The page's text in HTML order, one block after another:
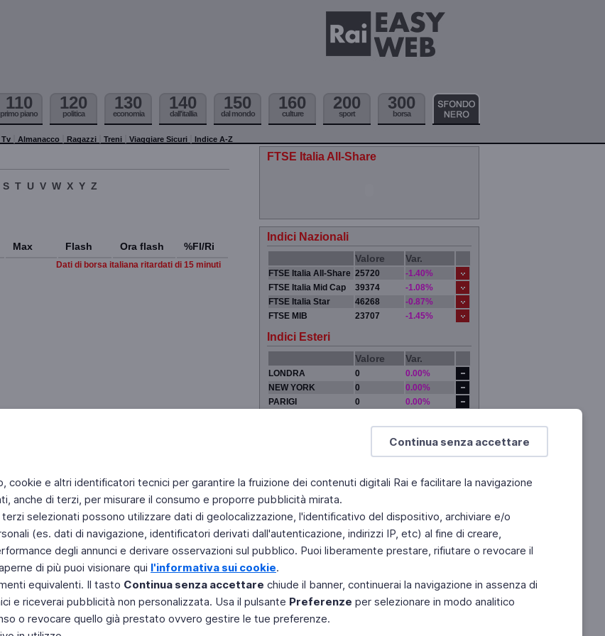
Continua senza accettare
cookie e altri identificatori tecnici per garantire la fruizione dei contenuti digitali Rai e facilitare la navigazione
anche di terzi, per misurare il consumo e proporre pubblicità mirata.
selezionati possono utilizzare dati di geolocalizzazione, l'identificativo del dispositivo, archiviare e/o
(es. dati di navigazione, identificatori derivati dall'autenticazione, indirizzi IP, etc) al fine di creare,
degli annunci e derivare osservazioni sul pubblico. Puoi liberamente prestare, rifiutare o revocare il
di più puoi visionare qui l'informativa sui cookie.
equivalenti. Il tasto Continua senza accettare chiude il banner, continuerai la navigazione in assenza di
e riceverai pubblicità non personalizzata. Usa il pulsante Preferenze per selezionare in modo analitico
o revocare quello già prestato ovvero gestire le tue preferenze.
110
primo piano
120
politica
130
economia
140
dall'itallia
150
dal mondo
160
culture
200
sport
300
borsa
Tv Almanacco Ragazzi Treni Viaggiare Sicuri Indice A-Z
S T U V W X Y Z
Max Flash Ora flash %Fl/Ri
Dati di borsa italiana ritardati di 15 minuti
FTSE Italia All-Share
Indici Nazionali
Valore Var.
FTSE Italia All-Share 25720
-1.40%
FTSE Italia Mid Cap
39374
-1.08%
FTSE Italia Star
46268
-0.87%
FTSE MIB
23707 -1.45%
Indici Esteri
Valore Var.
LONDRA 0
0.00%
NEW YORK
0
0.00%
PARIGI
0
0.00%
di Televideo la tua Home Page Chi Siamo
Copyright © 2011 Rai - Tutti i diritti riservati
Engineered by RAI - Reti e Piattaforme